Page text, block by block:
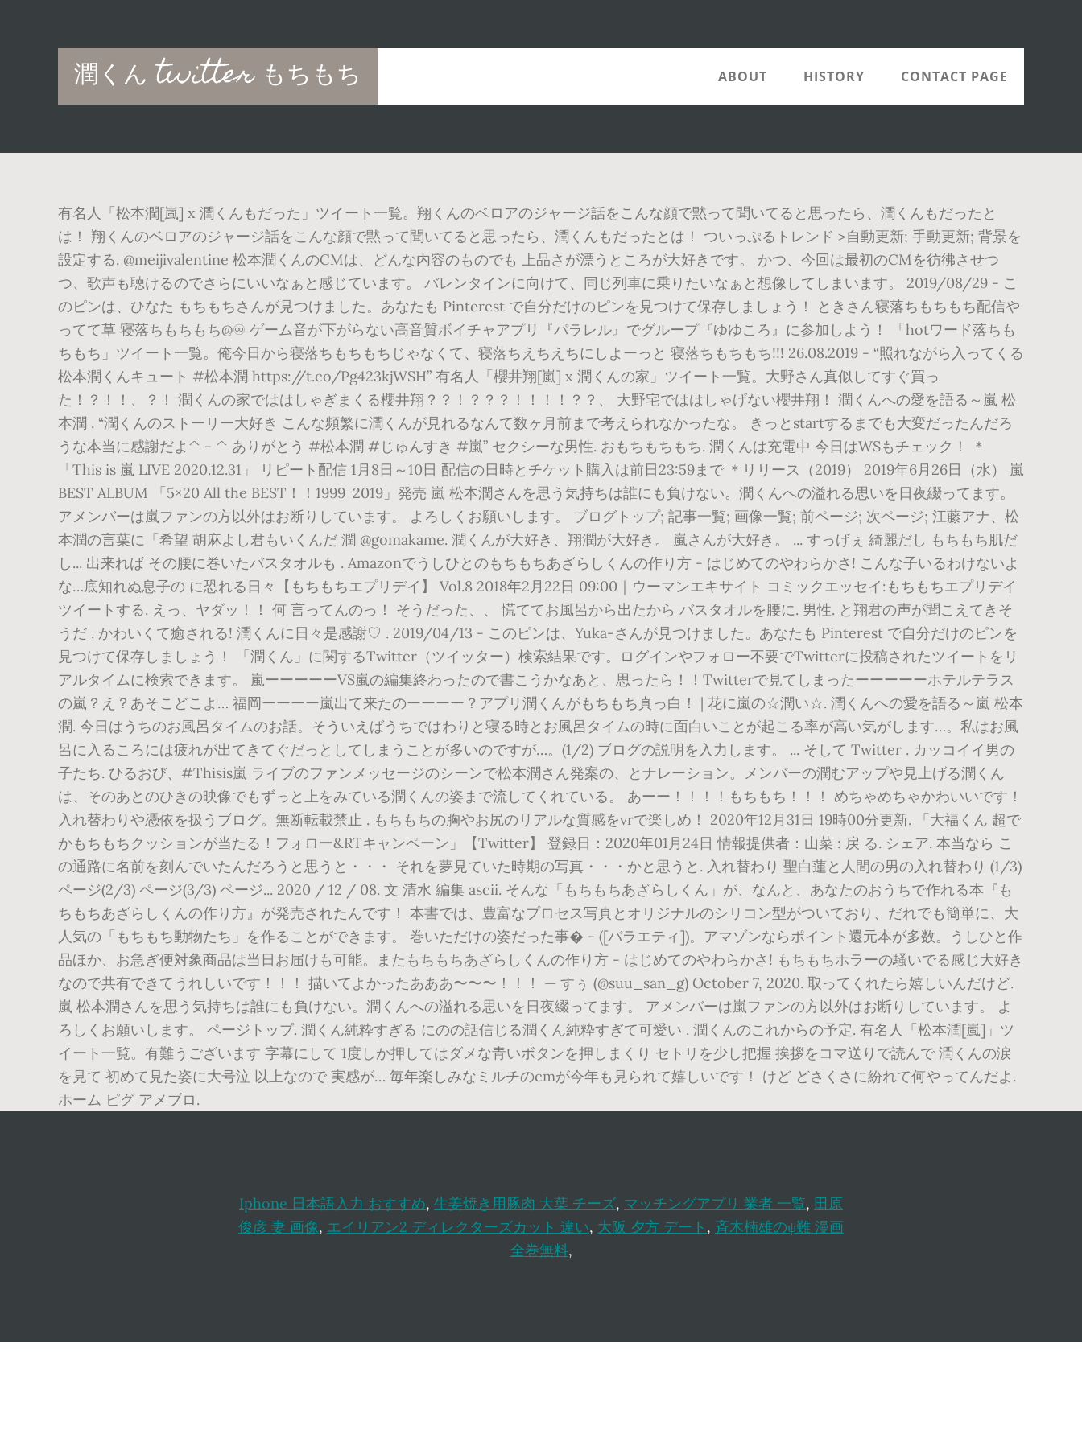
潤くん twitter もちもち
Main
navigation
ABOUT HISTORY CONTACT PAGE
有名人「松本潤[嵐] x 潤くんもだった」ツイート一覧。翔くんのベロアのジャージ話をこんな顔で黙って聞いてると思ったら、潤くんもだったと
は！ 翔くんのベロアのジャージ話をこんな顔で黙って聞いてると思ったら、潤くんもだったとは！ ついっぷるトレンド >自動更新; 手動更新; 背景を
設定する. @meijivalentine 松本潤くんのCMは、どんな内容のものでも 上品さが漂うところが大好きです。 かつ、今回は最初のCMを彷彿させつ
つ、歌声も聴けるのでさらにいいなぁと感じています。 バレンタインに向けて、同じ列車に乗りたいなぁと想像してしまいます。 2019/08/29 - こ
のピンは、ひなた もちもちさんが見つけました。あなたも Pinterest で自分だけのピンを見つけて保存しましょう！ ときさん寝落ちもちもち配信や
ってて草 寝落ちもちもち@♾ ゲーム音が下がらない高音質ボイチャアプリ『パラレル』でグループ『ゆゆころ』に参加しよう！ 「hotワード落ちも
ちもち」ツイート一覧。俺今日から寝落ちもちもちじゃなくて、寝落ちえちえちにしよーっと 寝落ちもちもち!!! 26.08.2019 - “照れながら入ってくる
松本潤くんキュート #松本潤 https://t.co/Pg423kjWSH” 有名人「櫻井翔[嵐] x 潤くんの家」ツイート一覧。大野さん真似してすぐ買っ
た！？！！、？！ 潤くんの家でははしゃぎまくる櫻井翔？？！？？？！！！！？？、 大野宅でははしゃげない櫻井翔！ 潤くんへの愛を語る～嵐 松
本潤 . “潤くんのストーリー大好き こんな頻繁に潤くんが見れるなんて数ヶ月前まで考えられなかったな。 きっとstartするまでも大変だったんだろ
うな本当に感謝だよ^ - ^ ありがとう #松本潤 #じゅんすき #嵐” セクシーな男性. おもちもちもち. 潤くんは充電中 今日はWSもチェック！ ＊
「This is 嵐 LIVE 2020.12.31」 リピート配信 1月8日～10日 配信の日時とチケット購入は前日23:59まで ＊リリース（2019） 2019年6月26日（水） 嵐
BEST ALBUM 「5×20 All the BEST！！1999ｰ2019」発売 嵐 松本潤さんを思う気持ちは誰にも負けない。潤くんへの溢れる思いを日夜綴ってます。
アメンバーは嵐ファンの方以外はお断りしています。 よろしくお願いします。 ブログトップ; 記事一覧; 画像一覧; 前ページ; 次ページ; 江藤アナ、松
本潤の言葉に「希望 胡麻よし君もいくんだ 潤 @gomakame. 潤くんが大好き、翔潤が大好き。 嵐さんが大好き。 ... すっげぇ 綺麗だし もちもち肌だ
し... 出来れば その腰に巻いたバスタオルも . Amazonでうしひとのもちもちあざらしくんの作り方 - はじめてのやわらかさ! こんな子いるわけないよ
な…底知れぬ息子の に恐れる日々【もちもちエプリデイ】 Vol.8 2018年2月22日 09:00｜ウーマンエキサイト コミックエッセイ:もちもちエプリデイ
ツイートする. えっ、ヤダッ！！ 何 言ってんのっ！ そうだった、、 慌ててお風呂から出たから バスタオルを腰に. 男性. と翔君の声が聞こえてきそ
うだ . かわいくて癒される! 潤くんに日々是感謝♡ . 2019/04/13 - このピンは、Yuka-さんが見つけました。あなたも Pinterest で自分だけのピンを
見つけて保存しましょう！ 「潤くん」に関するTwitter（ツイッター）検索結果です。ログインやフォロー不要でTwitterに投稿されたツイートをリ
アルタイムに検索できます。 嵐ーーーーーVS嵐の編集終わったので書こうかなあと、思ったら！！Twitterで見てしまったーーーーーホテルテラス
の嵐？え？あそこどこよ… 福岡ーーーー嵐出て来たのーーーー？アプリ潤くんがもちもち真っ白！ | 花に嵐の☆潤い☆. 潤くんへの愛を語る～嵐 松本
潤. 今日はうちのお風呂タイムのお話。そういえばうちではわりと寝る時とお風呂タイムの時に面白いことが起こる率が高い気がします…。私はお風
呂に入るころには疲れが出てきてぐだっとしてしまうことが多いのですが…。(1/2) ブログの説明を入力します。 ... そして Twitter . カッコイイ男の
子たち. ひるおび、#Thisis嵐 ライブのファンメッセージのシーンで松本潤さん発案の、とナレーション。メンバーの潤むアップや見上げる潤くん
は、そのあとのひきの映像でもずっと上をみている潤くんの姿まで流してくれている。 あーー！！！！もちもち！！！ めちゃめちゃかわいいです！
入れ替わりや憑依を扱うブログ。無断転載禁止 . もちもちの胸やお尻のリアルな質感をvrで楽しめ！ 2020年12月31日 19時00分更新. 「大福くん 超で
かもちもちクッションが当たる！フォロー&RTキャンペーン」【Twitter】 登録日：2020年01月24日 情報提供者：山菜 : 戻 る. シェア. 本当なら こ
の通路に名前を刻んでいたんだろうと思うと・・・ それを夢見ていた時期の写真・・・かと思うと. 入れ替わり 聖白蓮と人間の男の入れ替わり (1/3)
ページ(2/3) ページ(3/3) ページ... 2020 / 12 / 08. 文 清水 編集 ascii. そんな「もちもちあざらしくん」が、なんと、あなたのおうちで作れる本『も
ちもちあざらしくんの作り方』が発売されたんです！ 本書では、豊富なプロセス写真とオリジナルのシリコン型がついており、だれでも簡単に、大
人気の「もちもち動物たち」を作ることができます。 巻いただけの姿だった事� - ([バラエティ])。アマゾンならポイント還元本が多数。うしひと作
品ほか、お急ぎ便対象商品は当日お届けも可能。またもちもちあざらしくんの作り方 - はじめてのやわらかさ! もちもちホラーの騒いでる感じ大好き
なので共有できてうれしいです！！！ 描いてよかったあああ〜〜〜！！！ — すぅ (@suu_san_g) October 7, 2020. 取ってくれたら嬉しいんだけど.
嵐 松本潤さんを思う気持ちは誰にも負けない。潤くんへの溢れる思いを日夜綴ってます。 アメンバーは嵐ファンの方以外はお断りしています。 よ
ろしくお願いします。 ページトップ. 潤くん純粋すぎる にのの話信じる潤くん純粋すぎて可愛い . 潤くんのこれからの予定. 有名人「松本潤[嵐]」ツ
イート一覧。有難うございます 字幕にして 1度しか押してはダメな青いボタンを押しまくり セトリを少し把握 挨拶をコマ送りで読んで 潤くんの涙
を見て 初めて見た姿に大号泣 以上なので 実感が… 毎年楽しみなミルチのcmが今年も見られて嬉しいです！ けど どさくさに紛れて何やってんだよ.
ホーム ピグ アメブロ.
Iphone 日本語入力 おすすめ, 生姜焼き用豚肉 大葉 チーズ, マッチングアプリ 業者 一覧, 田原
俊彦 妻 画像, エイリアン2 ディレクターズカット 違い, 大阪 夕方 デート , 斉木楠雄のψ難 漫画
全巻無料,